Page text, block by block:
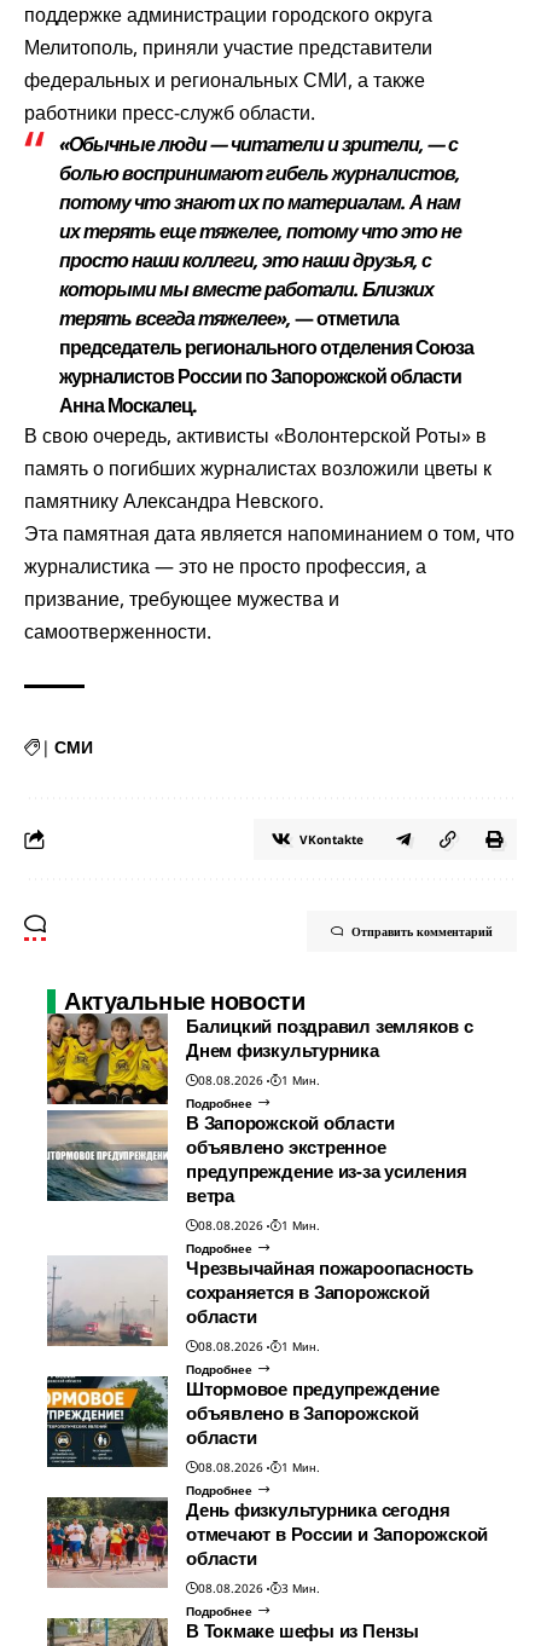
поддержке администрации городского округа
Мелитополь, приняли участие представители
федеральных и региональных СМИ, а также
работники пресс-служб области.
«Обычные люди — читатели и зрители, — с
болью воспринимают гибель журналистов,
потому что знают их по материалам. А нам
их терять еще тяжелее, потому что это не
просто наши коллеги, это наши друзья, с
которыми мы вместе работали. Близких
терять всегда тяжелее»,— отметила
председатель регионального отделения Союза
журналистов России по Запорожской области
Анна Москалец.
В свою очередь, активисты «Волонтерской Роты» в
память о погибших журналистах возложили цветы к
памятнику Александра Невского.
Эта памятная дата является напоминанием о том, что
журналистика — это не просто профессия, а
призвание, требующее мужества и
самоотверженности.
| СМИ
VKontakte
Отправить комментарий
Актуальные новости
Балицкий поздравил земляков с
Днем физкультурника
08.08.2026
1 Мин.
Подробнее
В Запорожской области
объявлено экстренное
предупреждение из-за усиления
ветра
08.08.2026
1 Мин.
Подробнее
Чрезвычайная пожароопасность
сохраняется в Запорожской
области
08.08.2026
1 Мин.
Подробнее
Штормовое предупреждение
объявлено в Запорожской
области
08.08.2026
1 Мин.
Подробнее
День физкультурника сегодня
отмечают в России и Запорожской
области
08.08.2026
3 Мин.
Подробнее
В Токмаке шефы из Пензы